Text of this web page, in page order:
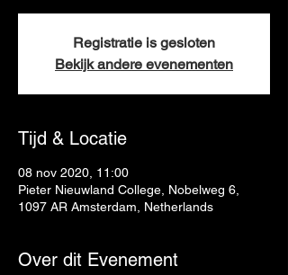
Registratie is gesloten
Bekijk andere evenementen
Tijd & Locatie
08 nov 2020, 11:00
Pieter Nieuwland College, Nobelweg 6,
1097 AR Amsterdam, Netherlands
Over dit Evenement